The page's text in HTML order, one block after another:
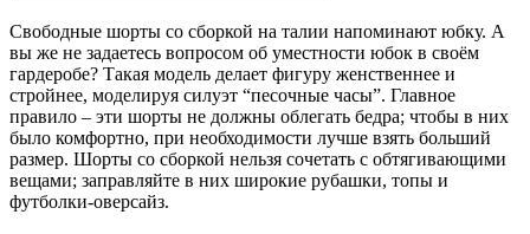
Свободные шорты со сборкой на талии напоминают юбку. А
вы же не задаетесь вопросом об уместности юбок в своём
гардеробе? Такая модель делает фигуру женственнее и
стройнее, моделируя силуэт “песочные часы”. Главное
правило – эти шорты не должны облегать бедра; чтобы в них
было комфортно, при необходимости лучше взять больший
размер. Шорты со сборкой нельзя сочетать с обтягивающими
вещами; заправляйте в них широкие рубашки, топы и
футболки-оверсайз.